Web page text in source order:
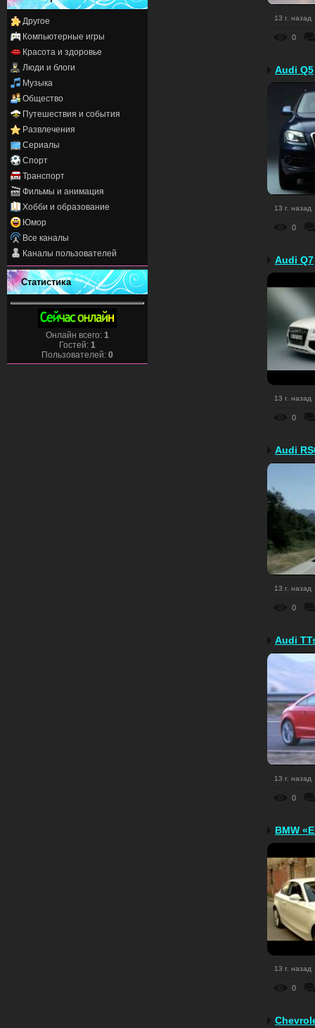
Другое
Компьютерные игры
Красота и здоровье
Люди и блоги
Музыка
Общество
Путешествия и события
Развлечения
Сериалы
Спорт
Транспорт
Фильмы и анимация
Хобби и образование
Юмор
Все каналы
Каналы пользователей
Статистика
Онлайн всего: 1
Гостей: 1
Пользователей: 0
13 г. назад
0
Audi Q5
13 г. назад
0
Audi Q7
13 г. назад
0
Audi
13 г. назад
0
Audi
13 г. назад
0
13 г. назад
0